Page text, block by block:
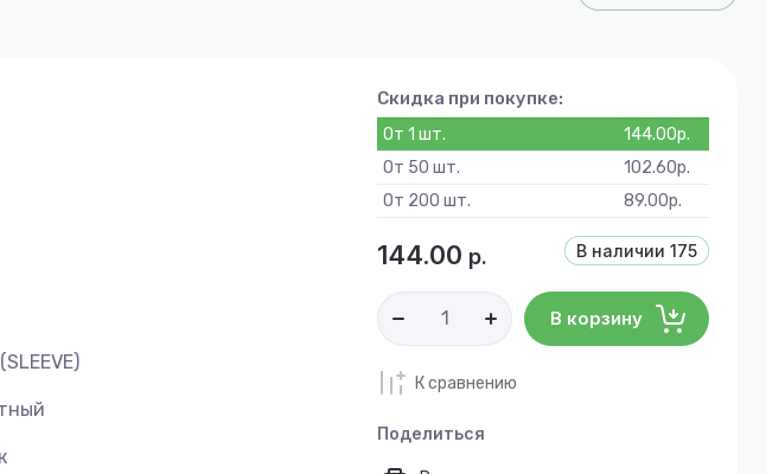
Скидка при покупке:
От 1 шт. 144.00р.
От 50 шт.
102.60р.
От 200 шт.
89.00р.
В наличии 175
144.00 р.
В корзину
К сравнению
Поделиться